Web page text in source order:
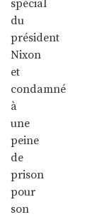
spécial
du
président
Nixon
et
condamné
à
une
peine
de
prison
pour
son